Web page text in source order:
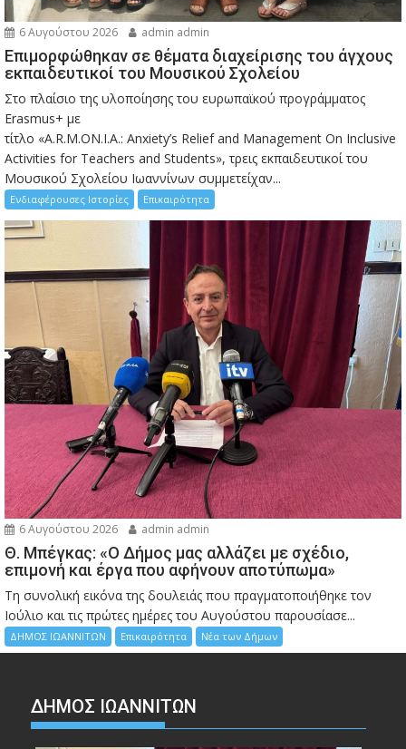
6 Αυγούστου 2026 admin admin
Eπιμορφώθηκαν σε θέματα διαχείρισης του άγχους
εκπαιδευτικοί του Μουσικού Σχολείου
Στο πλαίσιο της υλοποίησης του ευρωπαϊκού προγράμματος
Erasmus+ με
τίτλο «A.R.M.ON.I.A.: Anxiety’s Relief and Management On Inclusive
Activities for Teachers and Students», τρεις εκπαιδευτικοί του
Μουσικού Σχολείου Ιωαννίνων συμμετείχαν...
Ενδιαφέρουσες Ιστορίες Επικαιρότητα
6 Αυγούστου 2026 admin admin
Θ. Μπέγκας: «Ο Δήμος μας αλλάζει με σχέδιο,
επιμονή και έργα που αφήνουν αποτύπωμα»
Τη συνολική εικόνα της δουλειάς που πραγματοποιήθηκε τον
Ιούλιο και τις πρώτες ημέρες του Αυγούστου παρουσίασε...
ΔΗΜΟΣ ΙΩΑΝΝΙΤΩΝ Επικαιρότητα Νέα των Δήμων
ΔΗΜΟΣ ΙΩΑΝΝΙΤΩΝ